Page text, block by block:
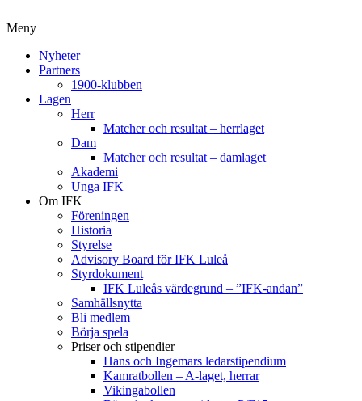
Meny
Nyheter
Partners
1900-klubben
Lagen
Herr
Matcher och resultat – herrlaget
Dam
Matcher och resultat – damlaget
Akademi
Unga IFK
Om IFK
Föreningen
Historia
Styrelse
Advisory Board för IFK Luleå
Styrdokument
IFK Luleås värdegrund – ”IFK-andan”
Samhällsnytta
Bli medlem
Börja spela
Priser och stipendier
Hans och Ingemars ledarstipendium
Kamratbollen – A-laget, herrar
Vikingabollen